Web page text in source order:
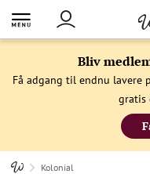
Bliv
Få adgang til endnu lavere
gratis
Kolonial